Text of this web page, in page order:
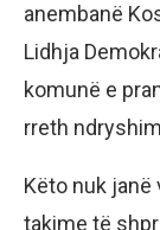
anembanë
Lidhja
komunë e
rreth
Këto nuk
takime të